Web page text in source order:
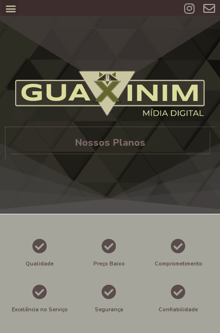
Nossos Planos
Qualidade Preço Baixo Comprometimento
Excelência no Serviço Segurança Confiabilidade